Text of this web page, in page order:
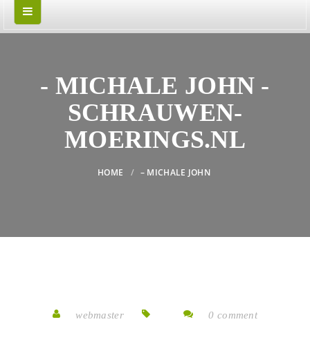
- MICHALE JOHN -
SCHRAUWEN-
MOERINGS.NL
HOME – MICHALE JOHN
webmaster 0 comment